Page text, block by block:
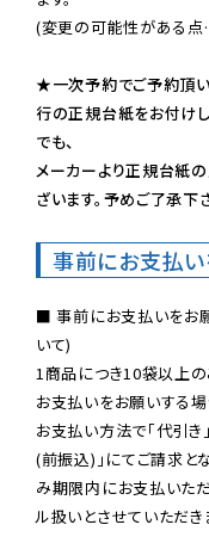
(変更の可能性がある点
★一次予約でご予約頂い
行の正規台紙をお付け
でも、
メーカーより正規台紙
ざいます。予めご了承下
事前にお支払
■ 事前にお支払いをお
いて)
1商品につき10袋以上
お支払いをお願いする場
お支払い方法で「代引き
(前振込)」にてご請求と
み期限内にお支払いた
ル扱いとさせていただき